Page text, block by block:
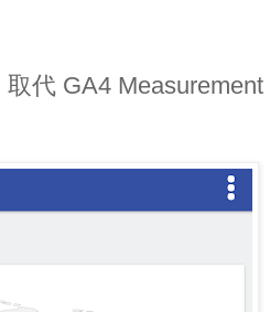
代 GA4 Measurement